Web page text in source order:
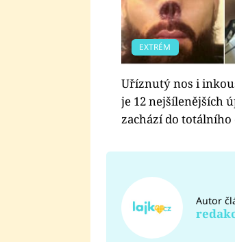
EXTRÉM
Uříznutý nos i
je 12 nejšílenějších
zachází do
Autor